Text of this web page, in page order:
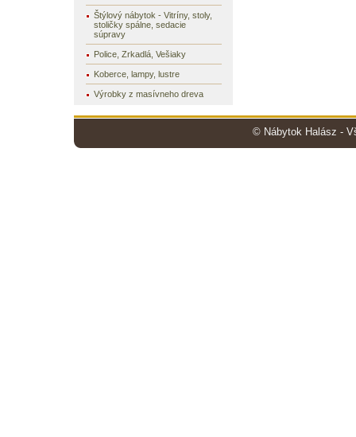
Štýlový nábytok - Vitríny, stoly,
stoličky spálne, sedacie
súpravy
Police, Zrkadlá, Vešiaky
Koberce, lampy, lustre
Výrobky z masívneho dreva
© Nábytok Halász -